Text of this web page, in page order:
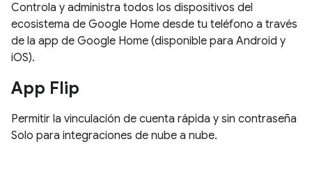
Controla y administra todos los dispositivos del
ecosistema de Google Home desde tu teléfono a través
de la app de Google Home (disponible para Android y
iOS).
App Flip
Permitir la vinculación de cuenta rápida y sin contraseña
Solo para integraciones de nube a nube.